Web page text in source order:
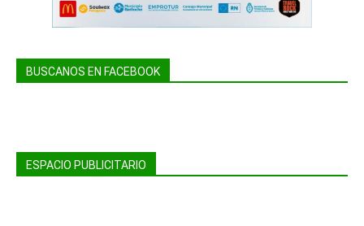
BUSCANOS EN FACEBOOK
ESPACIO PUBLICITARIO